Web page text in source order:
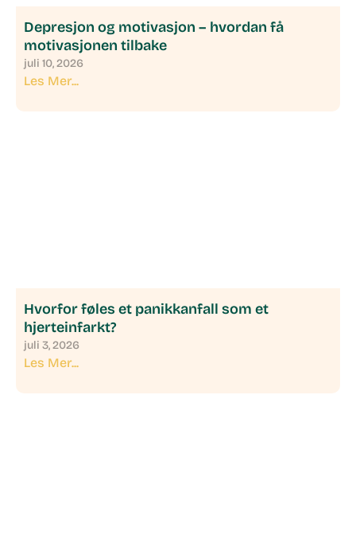
Depresjon og motivasjon – hvordan få
motivasjonen tilbake
juli 10, 2026
Les Mer...
Hvorfor føles et panikkanfall som et
hjerteinfarkt?
juli 3, 2026
Les Mer...